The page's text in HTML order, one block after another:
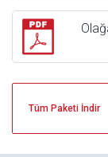
Tüm Paketi İndir